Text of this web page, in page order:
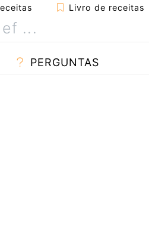
Livro de receitas
PERGUNTAS